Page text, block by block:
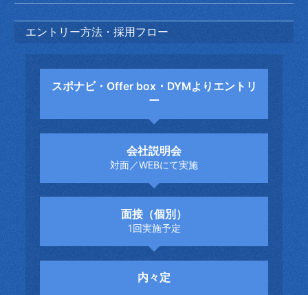
エントリー方法・採用フロー
スポナビ・Offer box・DYMよりエントリ
ー
会社説明会
対面／WEBにて実施
面接（個別）
1回実施予定
内々定